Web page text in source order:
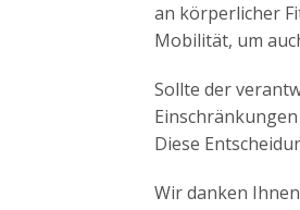
an körperlicher
Mobilität, um
Sollte der
Diese
Wir danken